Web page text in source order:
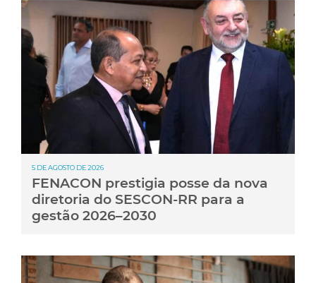
5 DE AGOSTO DE 2026
FENACON prestigia posse da nova
diretoria do SESCON-RR para a
gestão 2026–2030